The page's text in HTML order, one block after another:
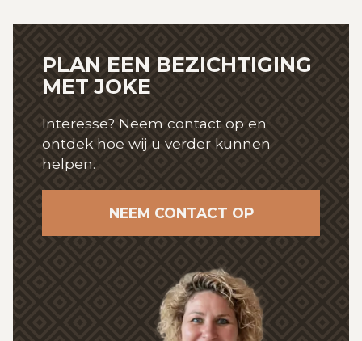
PLAN EEN BEZICHTIGING
MET JOKE
Interesse? Neem contact op en
ontdek hoe wij u verder kunnen
helpen.
NEEM CONTACT OP